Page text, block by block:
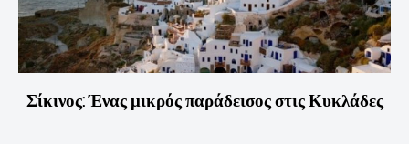
Σίκινος: Ένας μικρός παράδεισος στις Κυκλάδες